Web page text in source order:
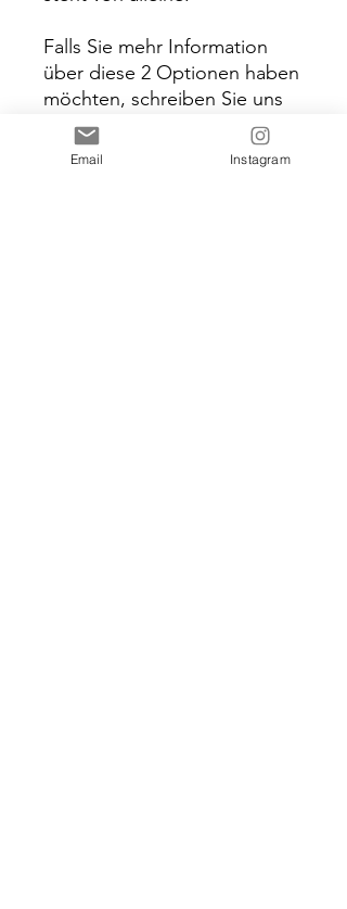
Falls Sie mehr Information
über diese 2 Optionen haben
möchten, schreiben Sie uns
gerne an.
Email Instagram